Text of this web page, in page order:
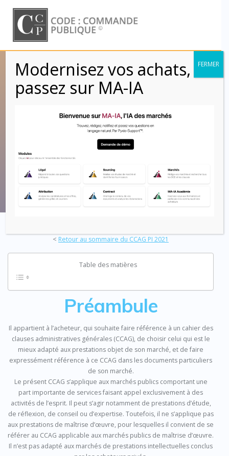
to
content
Chapitre 1ER :
Généralités
(Articles 1 à 9) –
CCAG PI (2021)
Code : Commande Publique
< Retour au sommaire du CCAG PI 2021
Table des matières
Préambule
Il appartient à l’acheteur, qui souhaite faire référence à un cahier des
clauses administratives générales (CCAG), de choisir celui qui est le
mieux adapté aux prestations objet de son marché, et de faire
expressément référence à ce CCAG dans les documents particuliers
de son marché.
Le présent CCAG s’applique aux marchés publics comportant une
part importante de services faisant appel exclusivement à des
activités de l’esprit. Il peut s’agir notamment de prestations d’étude,
de réflexion, de conseil ou d’expertise. Toutefois, il ne s’applique pas
aux prestations de maîtrise d’œuvre, pour lesquelles il convient de se
référer au CCAG applicable aux marchés publics de maîtrise d’œuvre.
Il n’est pas adapté aux marchés de prestations intellectuelles conclus
Modernisez vos achats,
passez sur MA-IA
FERMER